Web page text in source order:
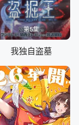
第5集
我独自盗墓